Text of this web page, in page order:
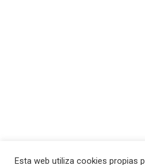
Esta web utiliza cookies propias